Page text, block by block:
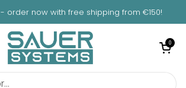
order now with free shipping from €150!
Open
0